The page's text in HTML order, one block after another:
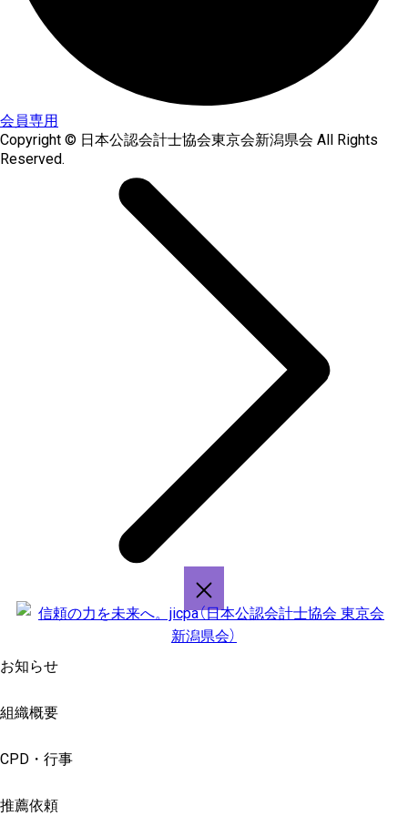
会員専用
Copyright © 日本公認会計士協会東京会新潟県会 All Rights
Reserved.
お知らせ
組織概要
CPD・行事
推薦依頼